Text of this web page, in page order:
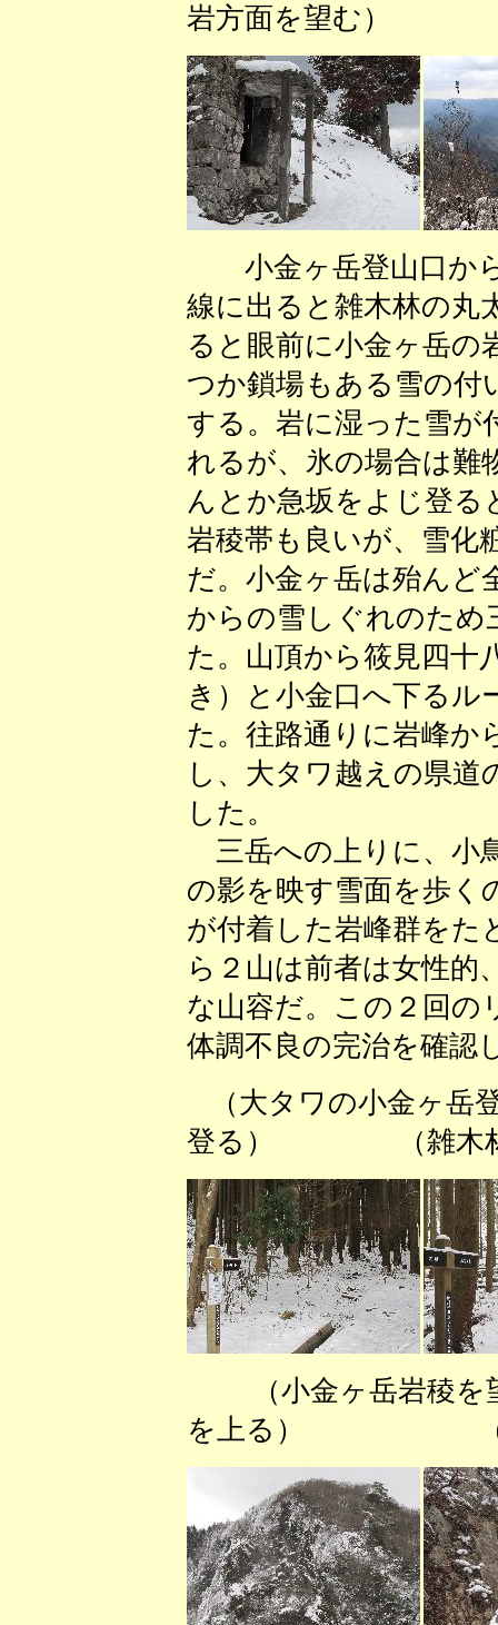
岩方面を望む）
小金ヶ岳登山口から
線に出ると雑木林の丸
ると眼前に小金ヶ岳の
つか鎖場もある雪の付
する。岩に湿った雪が
れるが、氷の場合は難
んとか急坂をよじ登る
岩稜帯も良いが、雪化
だ。小金ヶ岳は殆んど
からの雪しぐれのため
た。山頂から筱見四十
き）と小金口へ下るル
た。往路通りに岩峰か
し、大タワ越えの県道
した。
三岳への上りに、小
の影を映す雪面を歩く
が付着した岩峰群をた
ら２山は前者は女性的
な山容だ。この２回の
体調不良の完治を確認
（大タワの小金ヶ
登る） （雑木林尾
（小金ヶ岳岩稜
を上る） （雪の